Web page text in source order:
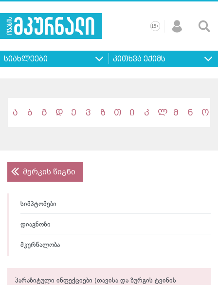
შესახებ ხშირად
კითხვები
15+
სიახლეები კითხვა ექიმს
ა ბ გ დ ე ვ ზ თ ი კ ლ მ ნ ო
მერკის წიგნი
სიმპტომები
დიაგნოზი
მკურნალობა
პარაზიტული ინფექციები (თავისა და ზურგის ტვინის